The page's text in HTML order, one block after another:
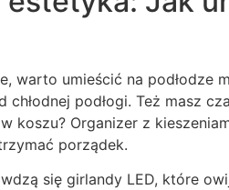
warto umieścić na podłodze
podłogi. Też masz
koszu? Organizer z
porządek.
się girlandy LED, które